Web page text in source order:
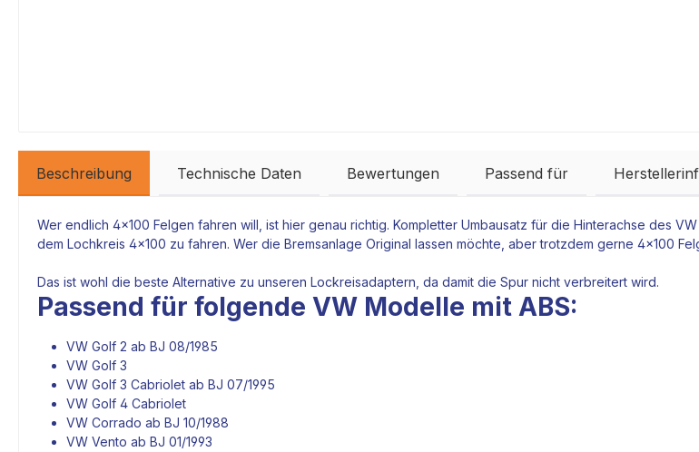
Beschreibung Technische Daten Bewertungen Passend für
Wer endlich 4x100 Felgen fahren will, ist hier genau richtig. Kompletter Umbausatz für die Hinterachse des
dem Lochkreis 4x100 zu fahren. Wer die Bremsanlage Original lassen möchte, aber trotzdem gerne 4x100
Das ist wohl die beste Alternative zu unseren Lockreisadaptern, da damit die Spur nicht verbreitert wird.
Passend für folgende VW Modelle mit ABS:
VW Golf 2 ab BJ 08/1985
VW Golf 3
VW Golf 3 Cabriolet ab BJ 07/1995
VW Golf 4 Cabriolet
VW Corrado ab BJ 10/1988
VW Vento ab BJ 01/1993